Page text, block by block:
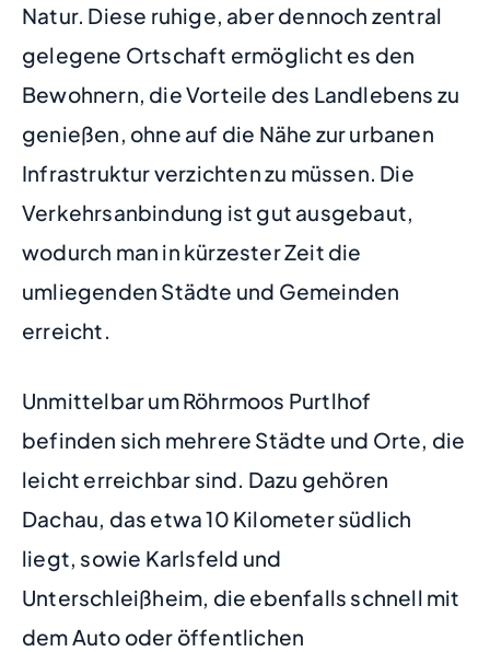
Natur. Diese ruhige, aber dennoch zentral
gelegene Ortschaft ermöglicht es den
Bewohnern, die Vorteile des Landlebens zu
genießen, ohne auf die Nähe zur urbanen
Infrastruktur verzichten zu müssen. Die
Verkehrsanbindung ist gut ausgebaut,
wodurch man in kürzester Zeit die
umliegenden Städte und Gemeinden
erreicht.
Unmittelbar um Röhrmoos Purtlhof
befinden sich mehrere Städte und Orte, die
leicht erreichbar sind. Dazu gehören
Dachau, das etwa 10 Kilometer südlich
liegt, sowie Karlsfeld und
Unterschleißheim, die ebenfalls schnell mit
dem Auto oder öffentlichen